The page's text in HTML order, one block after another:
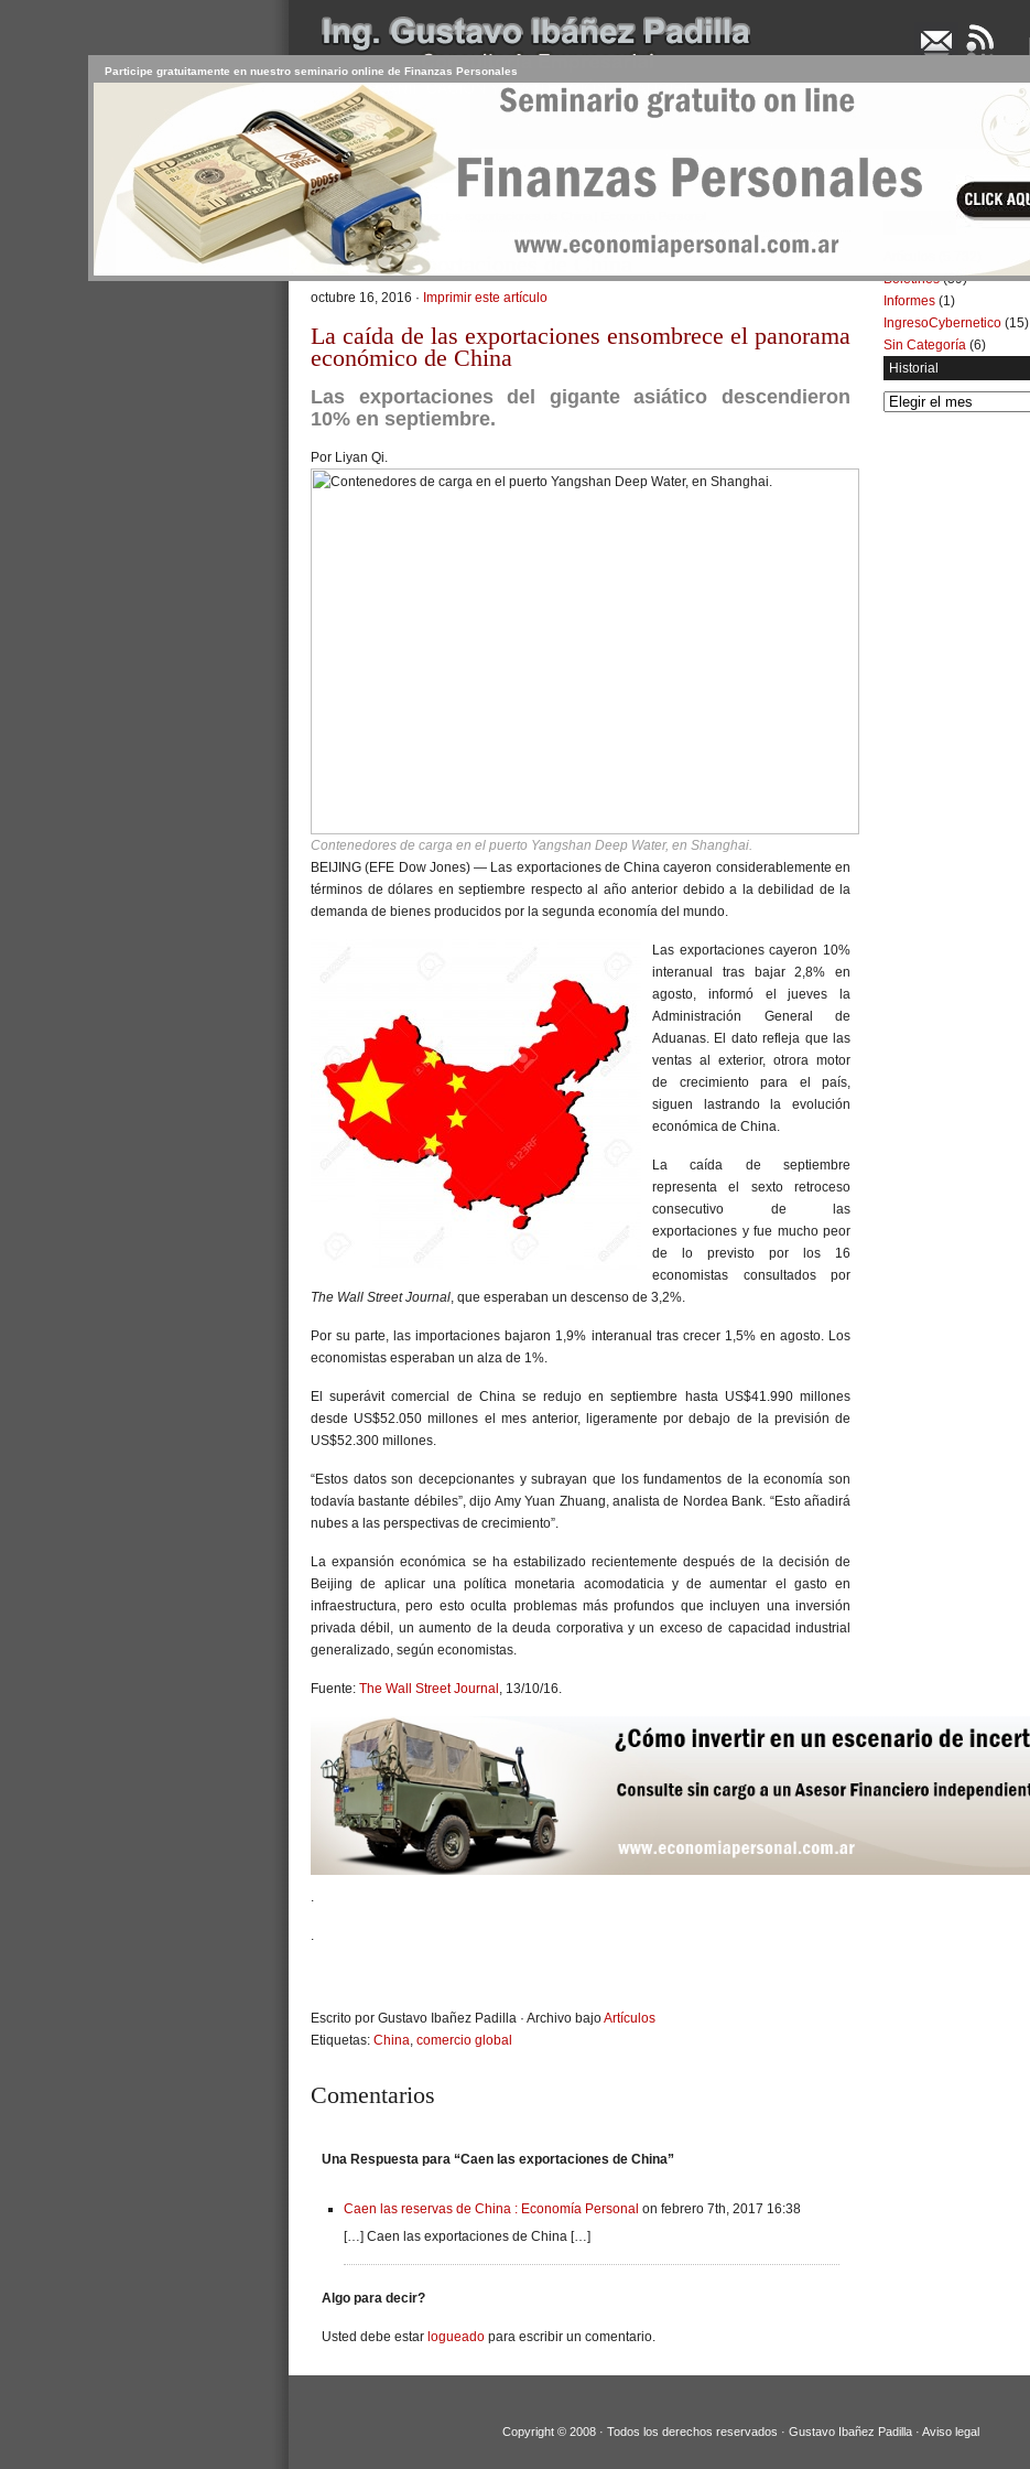
INICIO SERVICIOS BOLETINES
CONTACTO USUARIO
>Inicio/Artículos / Caen las exportaciones de China | Economía Personal
Caen las exportaciones de China
octubre 16, 2016 · Imprimir este artículo
La caída de las exportaciones ensombrece el panorama
económico de China
Las exportaciones del gigante asiático descendieron
10% en septiembre.
Por Liyan Qi.
Contenedores de carga en el puerto Yangshan Deep Water, en Shanghai.
BEIJING (EFE Dow Jones) — Las exportaciones de China cayeron considerablemente en
términos de dólares en septiembre respecto al año anterior debido a la debilidad de la
demanda de bienes producidos por la segunda economía del mundo.
Las exportaciones cayeron 10%
interanual tras bajar 2,8% en
agosto, informó el jueves la
Administración General de
Aduanas. El dato refleja que las
ventas al exterior, otrora motor
de crecimiento para el país,
siguen lastrando la evolución
económica de China.
La caída de septiembre
representa el sexto retroceso
consecutivo de las
exportaciones y fue mucho peor
de lo previsto por los 16
economistas consultados por
The Wall Street Journal, que esperaban un descenso de 3,2%.
Por su parte, las importaciones bajaron 1,9% interanual tras crecer 1,5% en agosto. Los
economistas esperaban un alza de 1%.
El superávit comercial de China se redujo en septiembre hasta US$41.990 millones
desde US$52.050 millones el mes anterior, ligeramente por debajo de la previsión de
US$52.300 millones.
“Estos datos son decepcionantes y subrayan que los fundamentos de la economía son
todavía bastante débiles”, dijo Amy Yuan Zhuang, analista de Nordea Bank. “Esto añadirá
nubes a las perspectivas de crecimiento”.
La expansión económica se ha estabilizado recientemente después de la decisión de
Beijing de aplicar una política monetaria acomodaticia y de aumentar el gasto en
infraestructura, pero esto oculta problemas más profundos que incluyen una inversión
privada débil, un aumento de la deuda corporativa y un exceso de capacidad industrial
generalizado, según economistas.
Fuente: The Wall Street Journal, 13/10/16.
Participe gratuitamente en nuestro seminario online de Finanzas Personales
.
.
Escrito por Gustavo Ibañez Padilla · Archivo bajoArtículos
Etiquetas: China, comercio global
Comentarios
Una Respuesta para “Caen las exportaciones de China”
Caen las reservas de China : Economía Personal on febrero 7th, 2017 16:38
[…] Caen las exportaciones de China […]
Algo para decir?
Usted debe estar logueado para escribir un comentario.
Boletines(39)
Informes (1)
IngresoCybernetico (15)
Sin Categoría (6)
Historial
Historial
Copyright © 2008 · Todos los derechos reservados · Gustavo Ibañez Padilla · Aviso legal